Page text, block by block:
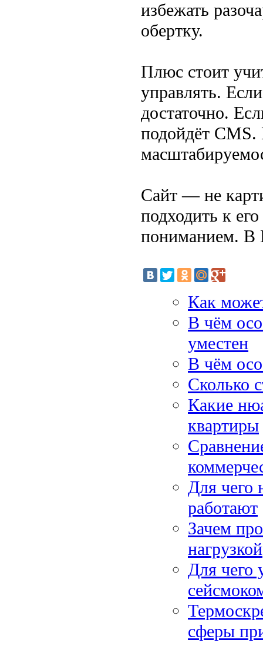
избежать
обертку.
Плюс стоит
управлять.
достаточно.
подойдёт
Сайт — не
подходить к
пониманием. В
Как
В чём
уместен
В чём
Сколько
Какие
квартиры
Для чего
работают
Зачем
нагрузкой
Для чего
сферы